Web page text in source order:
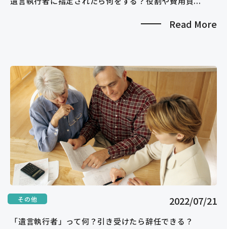
Read More
その他 2022/07/21
「遺言執行者」って何？引き受けたら辞任できる？